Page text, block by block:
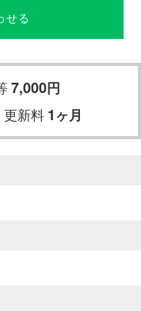
せる
7,000円
更新料 1 ヶ月